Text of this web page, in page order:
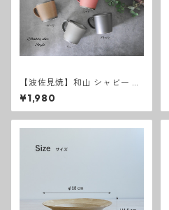
【波佐見焼】和山 シャビー K
Kマグカップ
¥1,980